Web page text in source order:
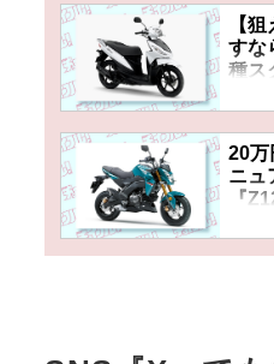
【
すな
種ス
ド
はい
20万
ニュ
『
か
ティ